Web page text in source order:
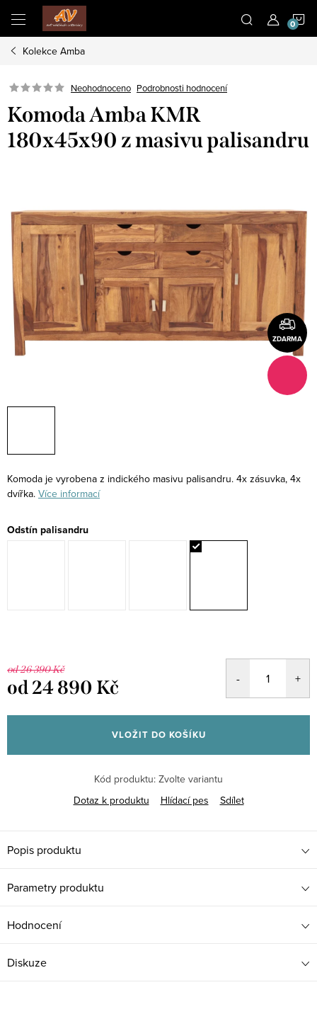
obsah
Kolekce Amba
Neohodnoceno Podrobnosti hodnocení
Komoda Amba KMR
180x45x90 z masivu palisandru
ZDARMA
Komoda je vyrobena z indického masivu palisandru. 4x zásuvka, 4x
dvířka. Více informací
Odstín palisandru
od 26 390 Kč
od24 890 Kč
cena:
VLOŽIT DO KOŠÍKU
Kód produktu: Zvolte variantu
Dotaz k produktu
Hlídací pes Sdílet
Popis produktu
Parametry produktu
Hodnocení
Diskuze